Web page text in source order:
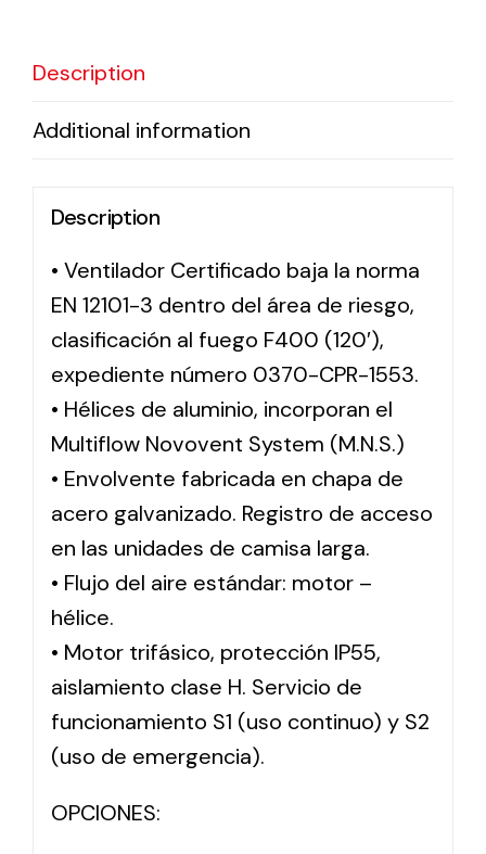
Description
Additional information
Description
• Ventilador Certificado baja la norma
EN 12101-3 dentro del área de riesgo,
clasificación al fuego F400 (120′),
expediente número 0370-CPR-1553.
• Hélices de aluminio, incorporan el
Multiflow Novovent System (M.N.S.)
• Envolvente fabricada en chapa de
acero galvanizado. Registro de acceso
en las unidades de camisa larga.
• Flujo del aire estándar: motor –
hélice.
• Motor trifásico, protección IP55,
aislamiento clase H. Servicio de
funcionamiento S1 (uso continuo) y S2
(uso de emergencia).
OPCIONES: